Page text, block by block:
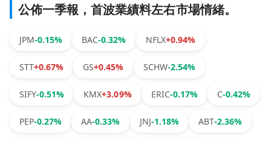
公佈一季報，首波業績料左右市場情緒。
JPM-0.15% BAC-0.32% NFLX+0.94%
STT+0.67% GS+0.45% SCHW-2.54%
SIFY-0.51% KMX+3.09% ERIC-0.17% C-0.42%
PEP-0.27% AA-0.33% JNJ-1.18% ABT-2.36%